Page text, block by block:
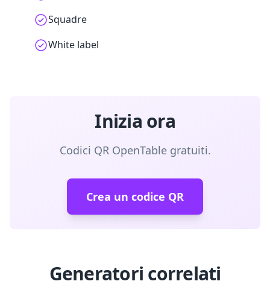
Squadre
White label
Inizia ora
Codici QR OpenTable gratuiti.
Crea un codice QR
Generatori correlati